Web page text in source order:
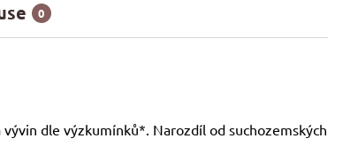
0
dle výzkumínků*. Narozdíl od suchozemských